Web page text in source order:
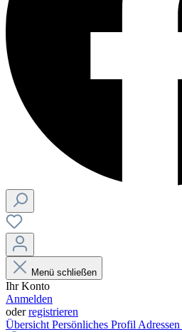
Menü schließen
Ihr Konto
Anmelden
oderregistrieren
ÜbersichtPersönliches ProfilAdressen